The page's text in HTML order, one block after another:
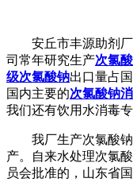
安丘市丰源助剂厂
司常年研究生产次氯
级次氯酸钠出口量占
国内主要的次氯酸钠
我们还有饮用水消毒
我厂生产次氯酸钠
产。自来水处理次氯
员会批准的，山东省